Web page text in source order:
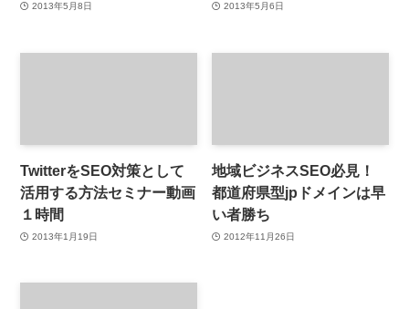
2013年5月8日 2013年5月6日
TwitterをSEO対策として
活用する方法セミナー動画
１時間
2013年1月19日
地域ビジネスSEO必見！
都道府県型jpドメインは早
い者勝ち
2012年11月26日